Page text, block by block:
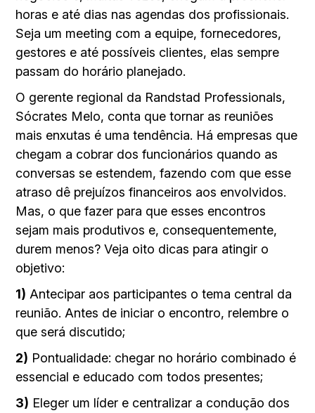
horas e até dias nas agendas dos profissionais.
Seja um meeting com a equipe, fornecedores,
gestores e até possíveis clientes, elas sempre
passam do horário planejado.
O gerente regional da Randstad Professionals,
Sócrates Melo, conta que tornar as reuniões
mais enxutas é uma tendência. Há empresas que
chegam a cobrar dos funcionários quando as
conversas se estendem, fazendo com que esse
atraso dê prejuízos financeiros aos envolvidos.
Mas, o que fazer para que esses encontros
sejam mais produtivos e, consequentemente,
durem menos? Veja oito dicas para atingir o
objetivo:
1) Antecipar aos participantes o tema central da
reunião. Antes de iniciar o encontro, relembre o
que será discutido;
2) Pontualidade: chegar no horário combinado é
essencial e educado com todos presentes;
3) Eleger um líder e centralizar a condução dos